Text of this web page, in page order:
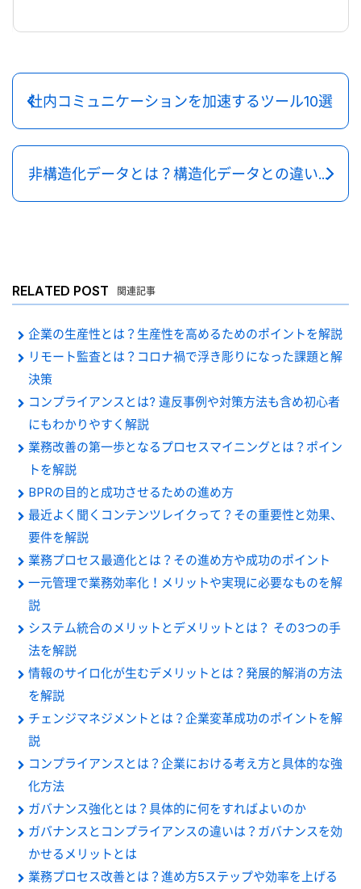
社内コミュニケーションを加速するツール10選
非構造化データとは？構造化データとの違いやDXで高まる活用の重要性
RELATED POST 関連記事
企業の生産性とは？生産性を高めるためのポイントを解説
リモート監査とは？コロナ禍で浮き彫りになった課題と解
決策
コンプライアンスとは? 違反事例や対策方法も含め初心者
にもわかりやすく解説
業務改善の第一歩となるプロセスマイニングとは？ポイン
トを解説
BPRの目的と成功させるための進め方
最近よく聞くコンテンツレイクって？その重要性と効果、
要件を解説
業務プロセス最適化とは？その進め方や成功のポイント
一元管理で業務効率化！メリットや実現に必要なものを解
説
システム統合のメリットとデメリットとは？ その3つの手
法を解説
情報のサイロ化が生むデメリットとは？発展的解消の方法
を解説
チェンジマネジメントとは？企業変革成功のポイントを解
説
コンプライアンスとは？企業における考え方と具体的な強
化方法
ガバナンス強化とは？具体的に何をすればよいのか
ガバナンスとコンプライアンスの違いは？ガバナンスを効
かせるメリットとは
業務プロセス改善とは？進め方5ステップや効率を上げる